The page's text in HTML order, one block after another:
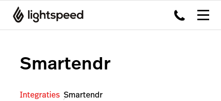
Smartendr
Integraties Smartendr